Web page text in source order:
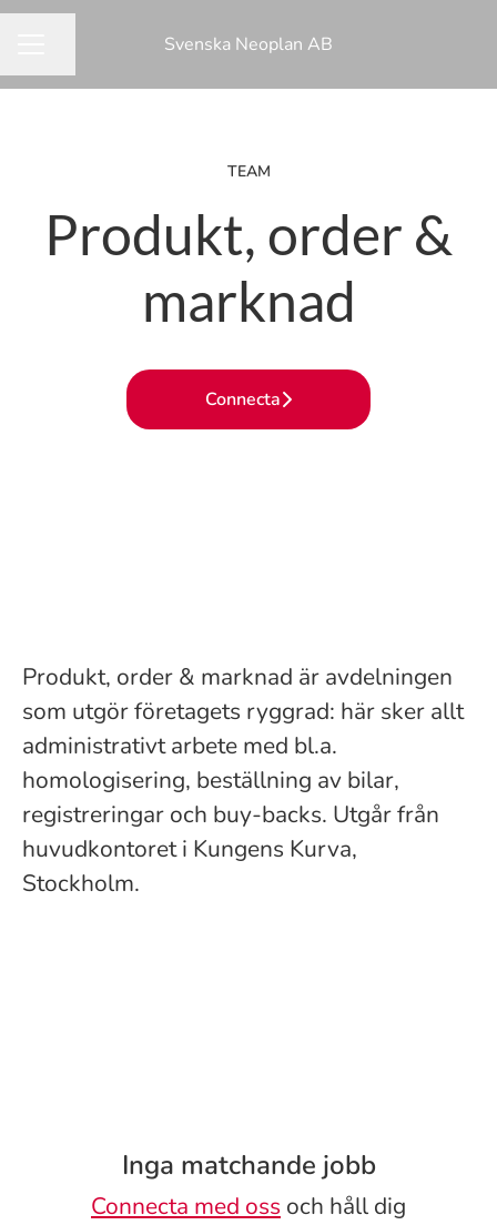
Svenska Neoplan AB
TEAM
Produkt, order &
marknad
Connecta
Produkt, order & marknad är avdelningen
som utgör företagets ryggrad: här sker allt
administrativt arbete med bl.a.
homologisering, beställning av bilar,
registreringar och buy-backs. Utgår från
huvudkontoret i Kungens Kurva,
Stockholm.
Inga matchande jobb
Connecta med oss och håll dig